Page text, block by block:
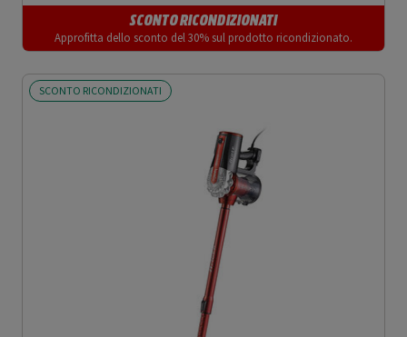
SCONTO RICONDIZIONATI
Approfitta dello sconto del 30% sul prodotto ricondizionato.
SCONTO RICONDIZIONATI